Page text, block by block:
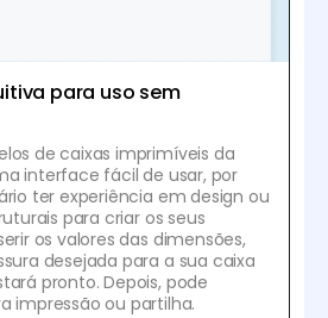
para uso sem
de caixas imprimíveis da
interface fácil de usar, por
ter experiência em design ou
para criar os seus
os valores das dimensões,
desejada para a sua caixa
pronto. Depois, pode
impressão ou partilha.